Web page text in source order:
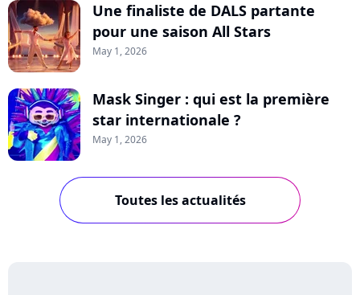
Une finaliste de DALS partante
pour une saison All Stars
May 1, 2026
Mask Singer : qui est la première
star internationale ?
May 1, 2026
Toutes les actualités